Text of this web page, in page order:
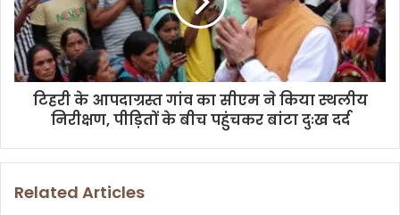
टिहरी के आपदाग्रस्त गांव का सीएम ने किया स्थलीय
निरीक्षण, पीड़ितों के बीच पहुंचकर बांटा दुःख दर्द
Related Articles